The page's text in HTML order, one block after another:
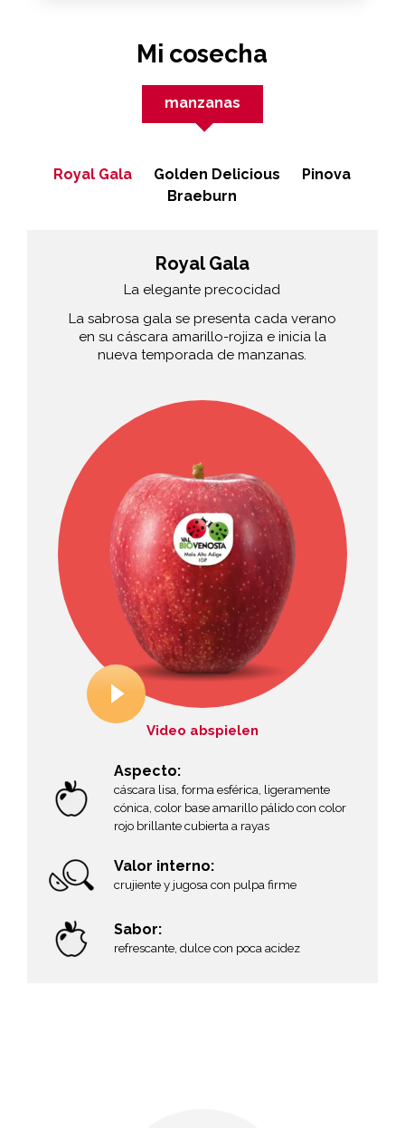
Mi cosecha
Royal Gala
La elegante precocidad
La sabrosa gala se presenta cada verano
en su cáscara amarillo-rojiza e inicia la
nueva temporada de manzanas.
Video abspielen
Aspecto:
cáscara lisa, forma esférica, ligeramente
cónica, color base amarillo pálido con color
rojo brillante cubierta a rayas
Valor interno:
crujiente y jugosa con pulpa firme
Sabor:
refrescante, dulce con poca acidez
Royal Gala Golden Delicious
Pinova
Braeburn
manzanas